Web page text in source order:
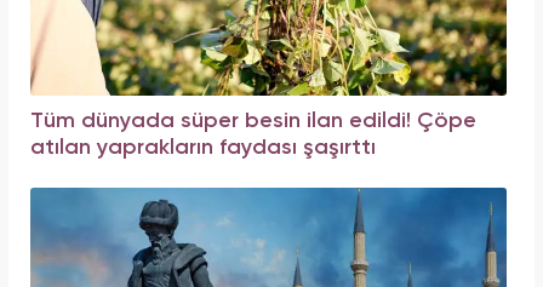
Tüm dünyada süper besin ilan edildi! Çöpe
atılan yaprakların faydası şaşırttı